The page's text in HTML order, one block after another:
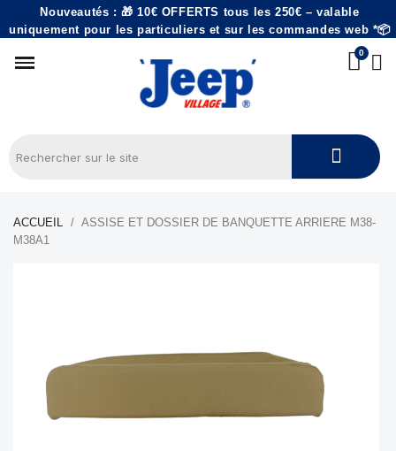
Nouveautés : 🎁 10€ OFFERTS tous les 250€ – valable
uniquement pour les particuliers et sur les commandes web *📦
ACCUEIL
ASSISE ET DOSSIER DE BANQUETTE ARRIERE M38-
M38A1